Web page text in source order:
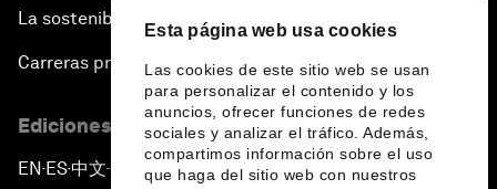
Esta página web usa cookies
Las cookies de este sitio web se usan
para personalizar el contenido y los
anuncios, ofrecer funciones de redes
sociales y analizar el tráfico. Además,
compartimos información sobre el uso
que haga del sitio web con nuestros
La sostenibilidad en el Foro
Carreras profesionales
Ediciones en otros idiomas
EN ▪ES▪中文▪ 日本語